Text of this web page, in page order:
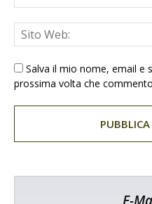
Salva il mio nome, email e
prossima volta che